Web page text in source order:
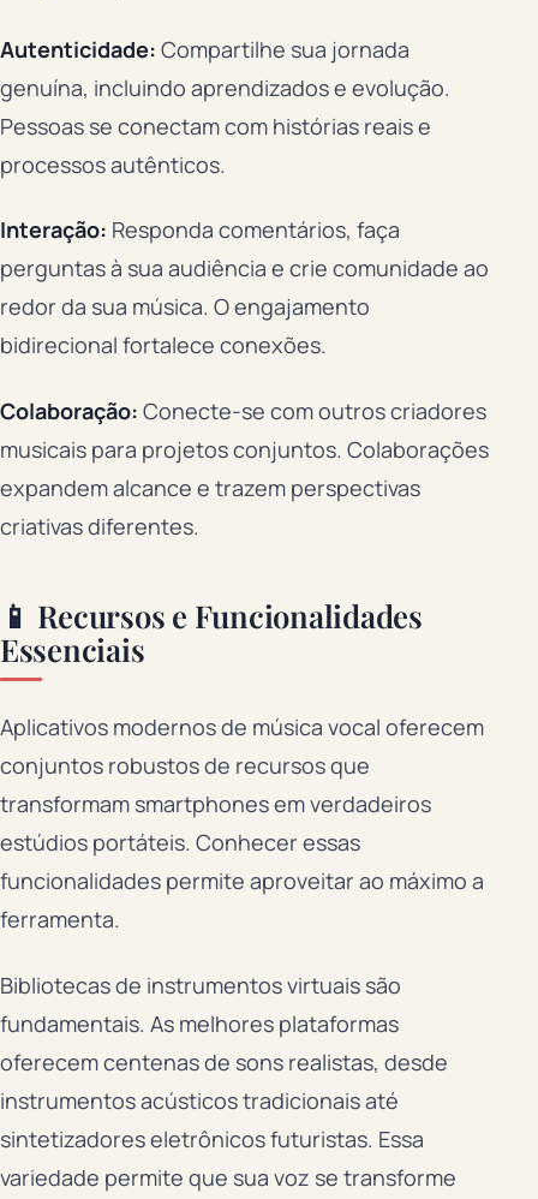
Autenticidade: Compartilhe sua jornada
genuína, incluindo aprendizados e evolução.
Pessoas se conectam com histórias reais e
processos autênticos.
Interação: Responda comentários, faça
perguntas à sua audiência e crie comunidade ao
redor da sua música. O engajamento
bidirecional fortalece conexões.
Colaboração: Conecte-se com outros criadores
musicais para projetos conjuntos. Colaborações
expandem alcance e trazem perspectivas
criativas diferentes.
📱 Recursos e Funcionalidades
Essenciais
Aplicativos modernos de música vocal oferecem
conjuntos robustos de recursos que
transformam smartphones em verdadeiros
estúdios portáteis. Conhecer essas
funcionalidades permite aproveitar ao máximo a
ferramenta.
Bibliotecas de instrumentos virtuais são
fundamentais. As melhores plataformas
oferecem centenas de sons realistas, desde
instrumentos acústicos tradicionais até
sintetizadores eletrônicos futuristas. Essa
variedade permite que sua voz se transforme